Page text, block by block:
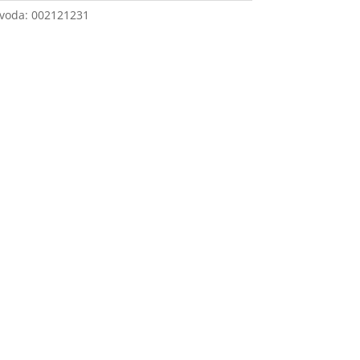
002121231